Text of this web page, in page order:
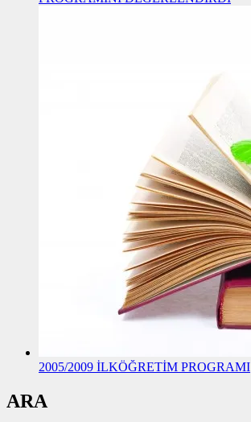
2005/2009 İLKÖĞRETİM PROGRAMI
ARA